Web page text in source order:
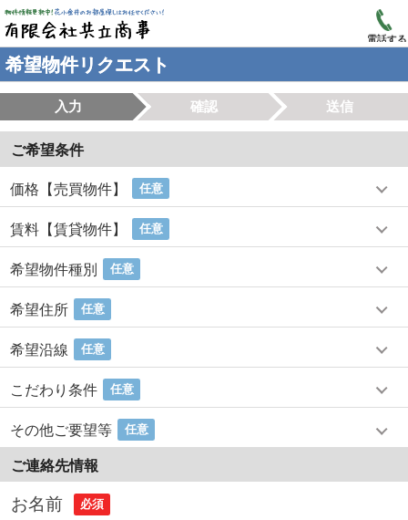
電話する
希望物件リクエスト
入力 確認 送信
ご希望条件
価格【売買物件】 任意
賃料【賃貸物件】 任意
希望物件種別 任意
希望住所 任意
希望沿線 任意
こだわり条件 任意
その他ご要望等 任意
ご連絡先情報
お名前 必須